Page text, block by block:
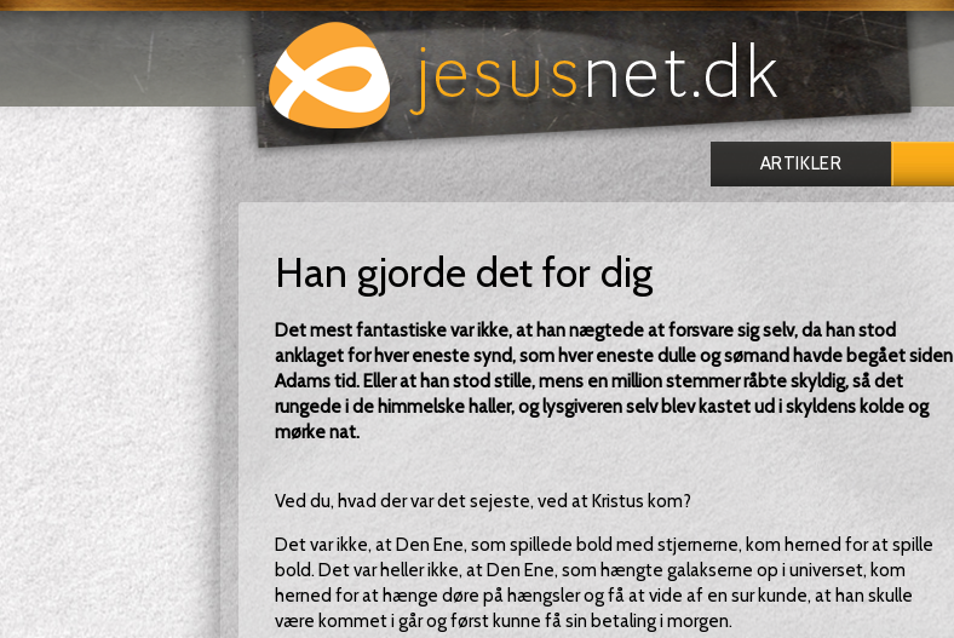
ARTIKLER
Han gjorde det for dig
Det mest fantastiske var ikke, at han nægtede at forsvare sig selv, da han stod
anklaget for hver eneste synd, som hver eneste dulle og sømand havde begået siden
Adams tid. Eller at han stod stille, mens en million stemmer råbte skyldig, så det
rungede i de himmelske haller, og lysgiveren selv blev kastet ud i skyldens kolde og
mørke nat.
Ved du, hvad der var det sejeste, ved at Kristus kom?
Det var ikke, at Den Ene, som spillede bold med stjernerne, kom herned for at spille
bold. Det var heller ikke, at Den Ene, som hængte galakserne op i universet, kom
herned for at hænge døre på hængsler og få at vide af en sur kunde, at han skulle
være kommet i går og først kunne få sin betaling i morgen.